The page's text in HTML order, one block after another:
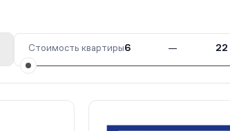
Стоимость квартиры6 — 22